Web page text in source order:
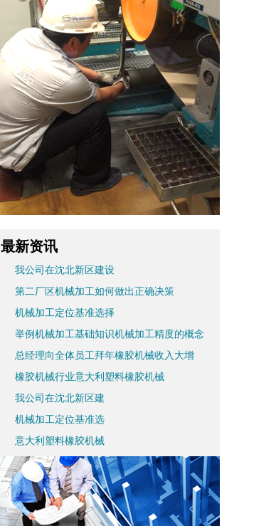
最新资讯
我公司在沈北新区建设
第二厂区机械加工如何做出正确决策
机械加工定位基准选择
举例机械加工基础知识机械加工精度的概念
总经理向全体员工拜年橡胶机械收入大增
橡胶机械行业意大利塑料橡胶机械
我公司在沈北新区建
机械加工定位基准选
意大利塑料橡胶机械